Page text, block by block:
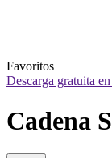
Favoritos
Descarga gratuita
Cadena